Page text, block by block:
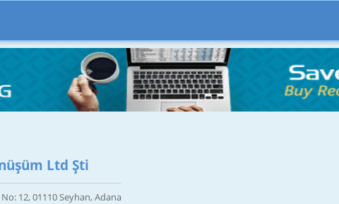
Ltd Şti
No: 12, 01110 Seyhan, Adana